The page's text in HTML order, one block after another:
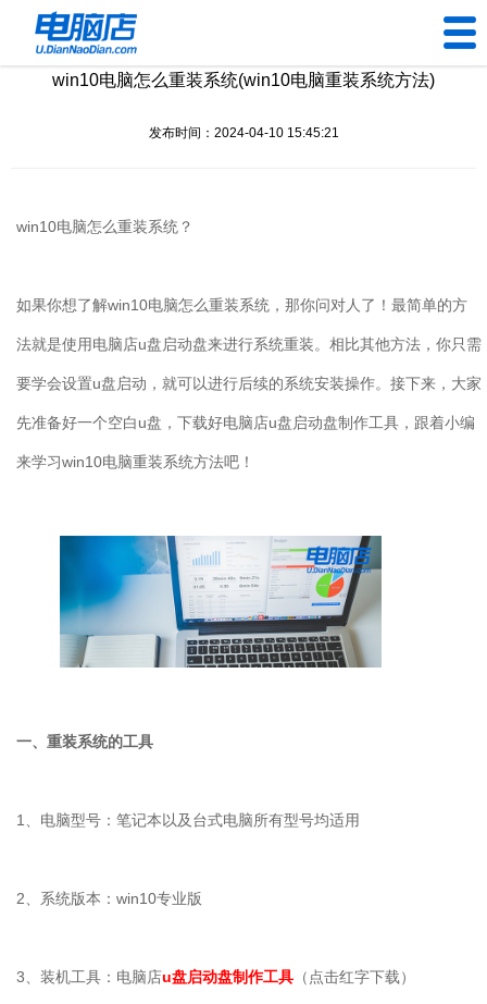
U盘工具
电脑问题
win10电脑怎么重装系统(win10电脑重装系统方法)
发布时间：2024-04-10 15:45:21
win10电脑怎么重装系统？
如果你想了解win10电脑怎么重装系统，那你问对人了！最简单的方
法就是使用电脑店u盘启动盘来进行系统重装。相比其他方法，你只需
要学会设置u盘启动，就可以进行后续的系统安装操作。接下来，大家
先准备好一个空白u盘，下载好电脑店u盘启动盘制作工具，跟着小编
来学习win10电脑重装系统方法吧！
一、重装系统的工具
1、电脑型号：笔记本以及台式电脑所有型号均适用
2、系统版本： win10专业版
3、装机工具：电脑店u盘启动盘制作工具 （点击红字下载）